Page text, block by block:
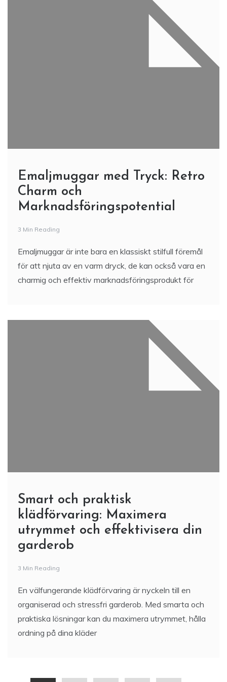
Emaljmuggar med Tryck: Retro
Charm och
Marknadsföringspotential
3 Min Reading
Emaljmuggar är inte bara en klassiskt stilfull föremål
för att njuta av en varm dryck, de kan också vara en
charmig och effektiv marknadsföringsprodukt för
Smart och praktisk
klädförvaring: Maximera
utrymmet och effektivisera din
garderob
3 Min Reading
En välfungerande klädförvaring är nyckeln till en
organiserad och stressfri garderob. Med smarta och
praktiska lösningar kan du maximera utrymmet, hålla
ordning på dina kläder